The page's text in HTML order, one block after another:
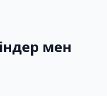
мен